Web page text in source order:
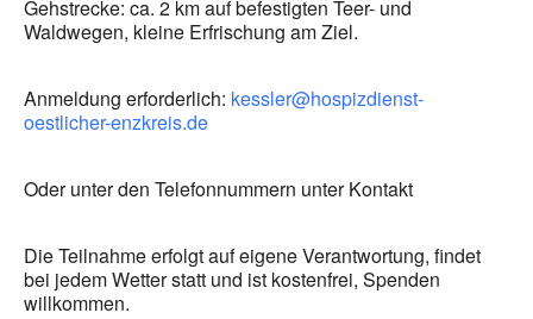
Gehstrecke: ca. 2 km auf befestigten Teer- und
Waldwegen, kleine Erfrischung am Ziel.
Anmeldung erforderlich: kessler@hospizdienst-
oestlicher-enzkreis.de
Oder unter den Telefonnummern unter Kontakt
Die Teilnahme erfolgt auf eigene Verantwortung, findet
bei jedem Wetter statt und ist kostenfrei, Spenden
willkommen.